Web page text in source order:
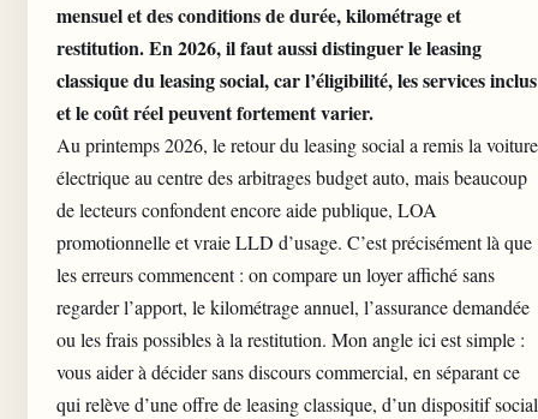
mensuel et des conditions de durée, kilométrage et
restitution. En 2026, il faut aussi distinguer le leasing
classique duleasing social, car l’éligibilité, les services inclus
et le coût réel peuvent fortement varier.
Au printemps 2026, le retour du leasing social a remis la voiture
électrique au centre des arbitrages budget auto, mais beaucoup
de lecteurs confondent encore aide publique, LOA
promotionnelle et vraie LLD d’usage. C’est précisément là que
les erreurs commencent : on compare un loyer affiché sans
regarder l’apport, le kilométrage annuel, l’assurance demandée
ou les frais possibles à la restitution. Mon angle ici est simple :
vous aider à décider sans discours commercial, en séparant ce
qui relève d’une offre de leasing classique, d’un dispositif social